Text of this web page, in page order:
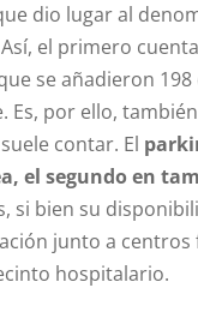
dio lugar al
el primero
se añadieron 198
Es, por ello,
contar. El
el segundo en
si bien su
junto a
hospitalario.